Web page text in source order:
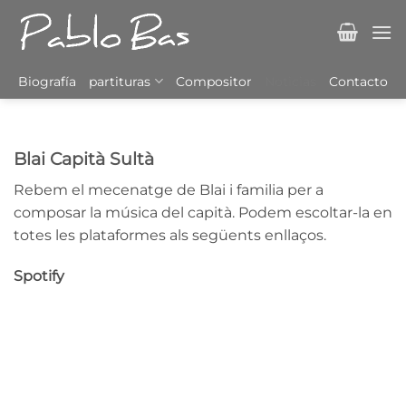
Saltar
contenido
Biografía partituras Compositor Contacto
Blai Capità Sultà
Rebem el mecenatge de Blai i familia per a
composar la música del capità. Podem escoltar-la en
totes les plataformes als següents enllaços.
Spotify